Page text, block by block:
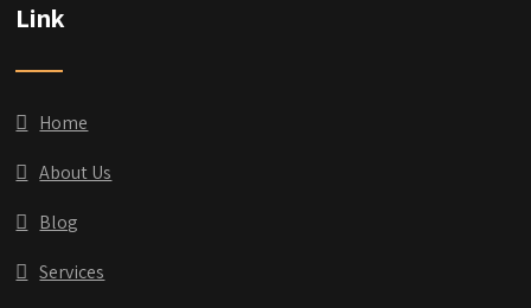
Link
Home
About Us
Blog
Services